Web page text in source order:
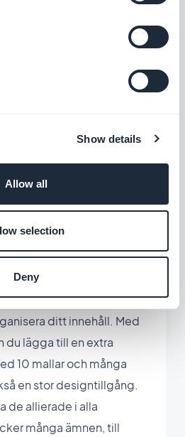
Show details
Allow all
selection
Deny
menyer med flera
ditt innehåll. Med
du lägga till en extra
10 mallar och många
en stor designtillgång.
de allierade i alla
många ämnen, till